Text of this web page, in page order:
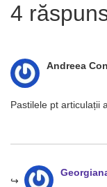
4
Andreea
Pastilele pt articulații